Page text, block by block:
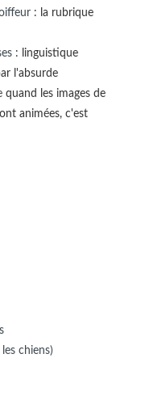
: la rubrique
: linguistique
l'absurde
quand les images de
animées, c'est
chiens)